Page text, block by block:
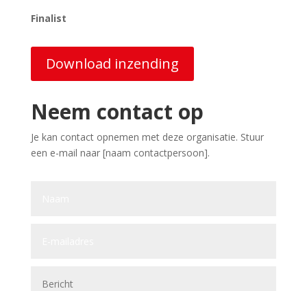
Finalist
Download inzending
Neem contact op
Je kan contact opnemen met deze organisatie. Stuur
een e-mail naar [naam contactpersoon].